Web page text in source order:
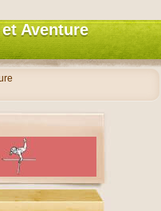
Aventure